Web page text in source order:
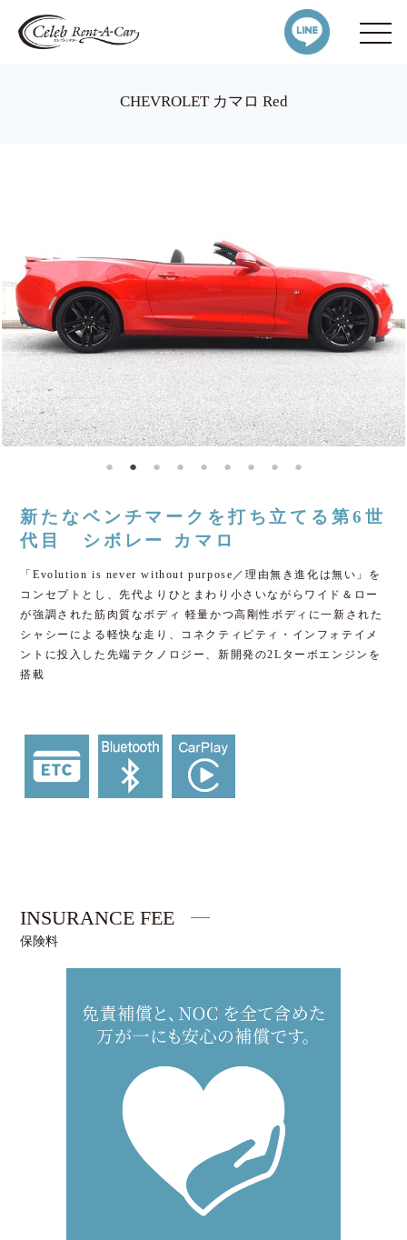
CHEVROLET カマロ Red
新たなベンチマークを打ち立てる第6世
代目 シボレー カマロ
「Evolution is never without purpose／理由無き進化は無い」を
コンセプトとし、先代よりひとまわり小さいながらワイド＆ロー
が強調された筋肉質なボディ 軽量かつ高剛性ボディに一新された
シャシーによる軽快な走り、コネクティビティ・インフォテイメ
ントに投入した先端テクノロジー、新開発の2Lターボエンジンを
搭載
INSURANCE FEE
保険料